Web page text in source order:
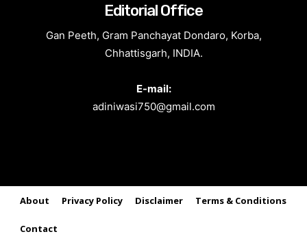
Editorial Office
Gan Peeth, Gram Panchayat Dondaro, Korba,
Chhattisgarh, INDIA.
E-mail:
adiniwasi750@gmail.com
About Privacy Policy Disclaimer Terms & Conditions
Contact